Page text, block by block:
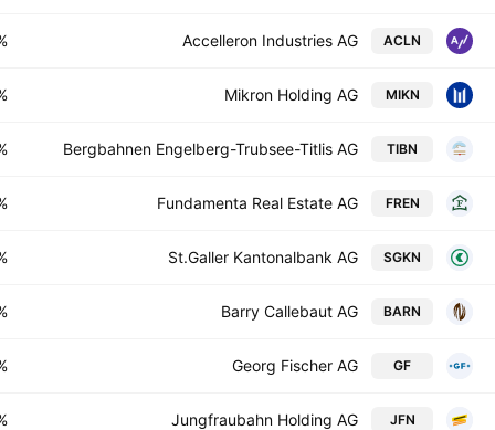
ACLN
Accelleron Industries AG
MIKN
Mikron Holding AG
TIBN
Bergbahnen Engelberg-Trubsee-Titlis AG
FREN
Fundamenta Real Estate AG
SGKN
St.Galler Kantonalbank AG
BARN
Barry Callebaut AG
GF
Georg Fischer AG
JFN
Jungfraubahn Holding AG